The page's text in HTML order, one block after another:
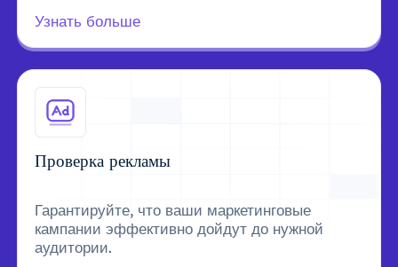
Узнать больше
Проверка рекламы
Гарантируйте, что ваши маркетинговые
кампании эффективно дойдут до нужной
аудитории.